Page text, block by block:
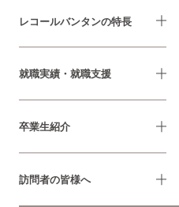
レコールバンタンの特長
就職実績・就職支援
卒業生紹介
訪問者の皆様へ